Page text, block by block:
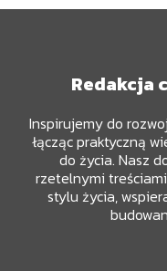
Redakcja
Inspirujemy do
łącząc praktyczną
do życia. Nasz
rzetelnymi
stylu życia,